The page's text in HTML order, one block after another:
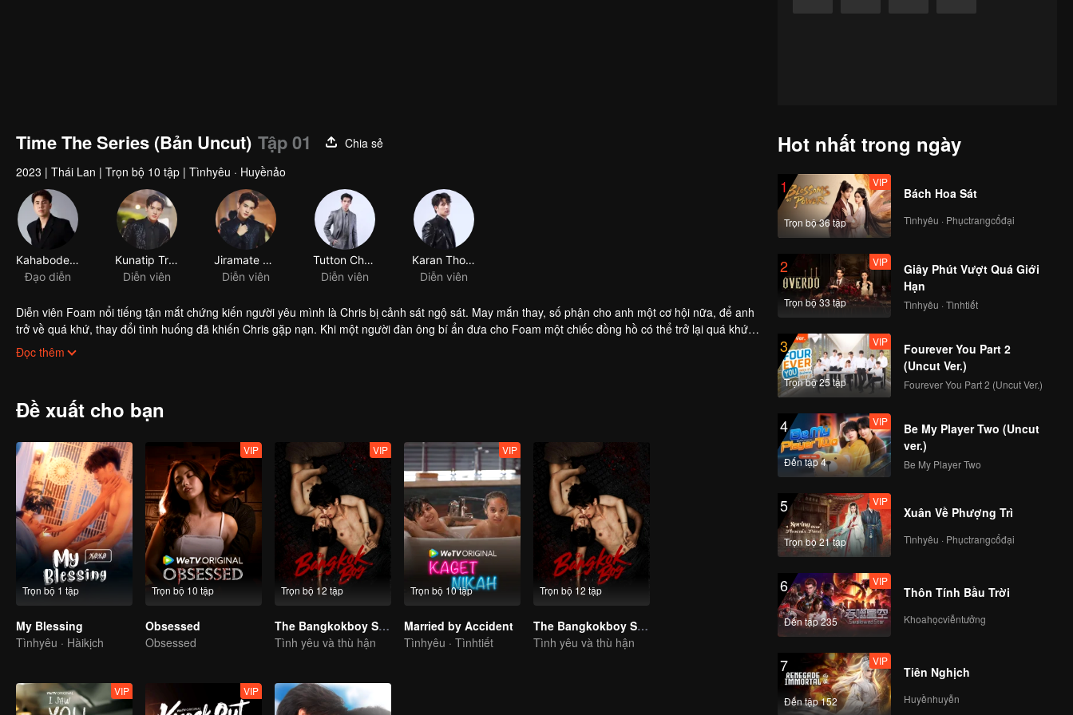
Time The Series (Bản Uncut) Tập 01
Chia sẻ
2023 | Thái Lan | Trọn bộ 10 tập | Tìnhyêu · Huyềnảo
Kahabodee Kaljareuk
Đạo diễn
Kunatip Trakarnchan
Diễn viên
Jiramate Chu
Diễn viên
Tutton Cherdchumalaikit
Diễn viên
Karan Thongphan
Diễn viên
Diễn viên Foam nổi tiếng tận mắt chứng kiến người yêu mình là Chris bị cảnh sát ngộ sát. May mắn thay, số phận cho anh một cơ hội nữa, để anh
trở về quá khứ, thay đổi tình huống đã khiến Chris gặp nạn. Khi một người đàn ông bí ẩn đưa cho Foam một chiếc đồng hồ có thể trở lại quá khứ,
liệu anh có thể thành công thay đổi quá khứ, hoàn thành việc ngược dòng thời gian cứu người yêu này hay không, chúng ta hãy cùng chờ xem nhé!
Đọc thêm
Đề xuất cho bạn
Trọn bộ 1 tập
My Blessing
Tìnhyêu · Hàikịch
Trọn bộ 10 tập
VIP
Obsessed
Obsessed
Trọn bộ 12 tập
VIP
The Bangkokboy Series (Uncut Ver.)
Tình yêu và thù hận
Trọn bộ 10 tập
VIP
Married by Accident
Tìnhyêu · Tìnhtiết
Trọn bộ 12 tập
The Bangkokboy Series
Tình yêu và thù hận
VIP VIP
Hot nhất trong ngày
1
Trọn bộ 36 tập
VIP
Bách Hoa Sát
Tìnhyêu · Phụctrangcổđại
2
Trọn bộ 33 tập
VIP
Giây Phút Vượt Quá Giới
Hạn
Tìnhyêu · Tìnhtiết
3
Trọn bộ 25 tập
VIP
Fourever You Part 2
(Uncut Ver.)
Fourever You Part 2 (Uncut Ver.)
4
Đến tập 4
VIP
Be My Player Two (Uncut
ver.)
Be My Player Two
5
Trọn bộ 21 tập
VIP
Xuân Về Phượng Trì
Tìnhyêu · Phụctrangcổđại
6
Đến tập 235
VIP
Thôn Tính Bầu Trời
Khoahọcviễntưởng
7
Đến tập 152
VIP
Tiên Nghịch
Huyềnhuyễn